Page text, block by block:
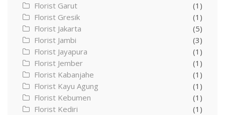
Florist Garut
(1)
Florist Gresik
(1)
Florist Jakarta
(5)
Florist Jambi
(3)
Florist Jayapura
(1)
Florist Jember
(1)
Florist Kabanjahe
(1)
Florist Kayu Agung
(1)
Florist Kebumen
(1)
Florist Kediri
(1)